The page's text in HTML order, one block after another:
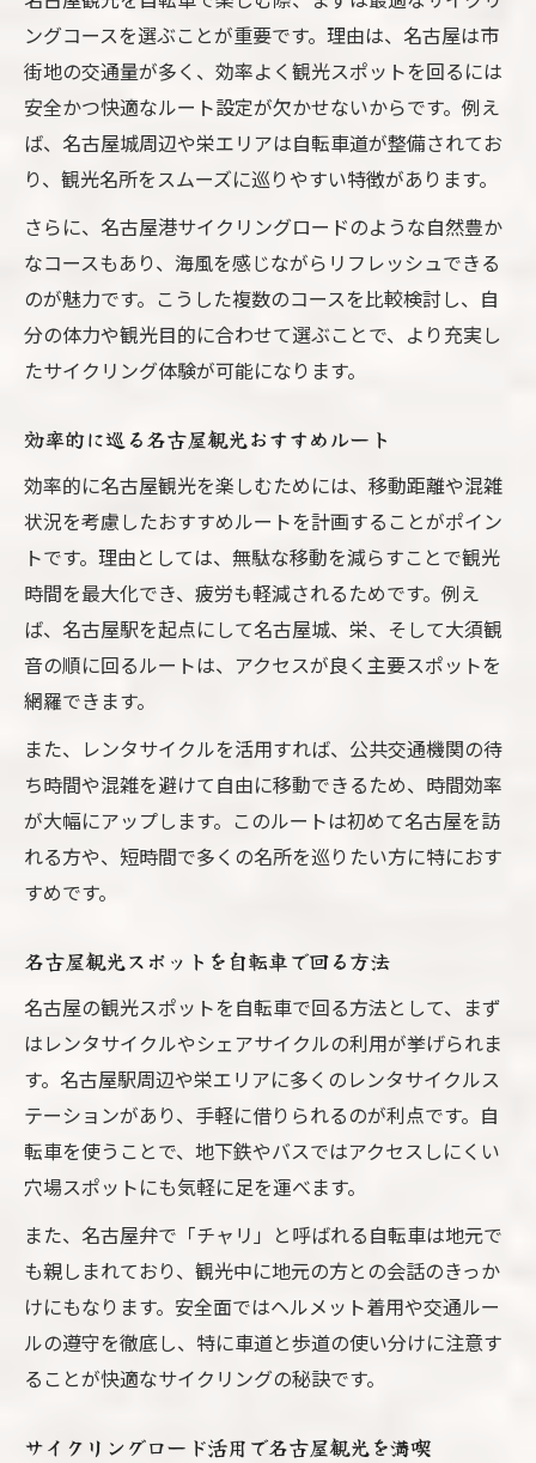
ングコースを選ぶことが重要です。理由は、名古屋は市
街地の交通量が多く、効率よく観光スポットを回るには
安全かつ快適なルート設定が欠かせないからです。例え
ば、名古屋城周辺や栄エリアは自転車道が整備されてお
り、観光名所をスムーズに巡りやすい特徴があります。
さらに、名古屋港サイクリングロードのような自然豊か
なコースもあり、海風を感じながらリフレッシュできる
のが魅力です。こうした複数のコースを比較検討し、自
分の体力や観光目的に合わせて選ぶことで、より充実し
たサイクリング体験が可能になります。
効率的に巡る名古屋観光おすすめルート
効率的に名古屋観光を楽しむためには、移動距離や混雑
状況を考慮したおすすめルートを計画することがポイン
トです。理由としては、無駄な移動を減らすことで観光
時間を最大化でき、疲労も軽減されるためです。例え
ば、名古屋駅を起点にして名古屋城、栄、そして大須観
音の順に回るルートは、アクセスが良く主要スポットを
網羅できます。
また、レンタサイクルを活用すれば、公共交通機関の待
ち時間や混雑を避けて自由に移動できるため、時間効率
が大幅にアップします。このルートは初めて名古屋を訪
れる方や、短時間で多くの名所を巡りたい方に特におす
すめです。
名古屋観光スポットを自転車で回る方法
名古屋の観光スポットを自転車で回る方法として、まず
はレンタサイクルやシェアサイクルの利用が挙げられま
す。名古屋駅周辺や栄エリアに多くのレンタサイクルス
テーションがあり、手軽に借りられるのが利点です。自
転車を使うことで、地下鉄やバスではアクセスしにくい
穴場スポットにも気軽に足を運べます。
また、名古屋弁で「チャリ」と呼ばれる自転車は地元で
も親しまれており、観光中に地元の方との会話のきっか
けにもなります。安全面ではヘルメット着用や交通ルー
ルの遵守を徹底し、特に車道と歩道の使い分けに注意す
ることが快適なサイクリングの秘訣です。
サイクリングロード活用で名古屋観光を満喫